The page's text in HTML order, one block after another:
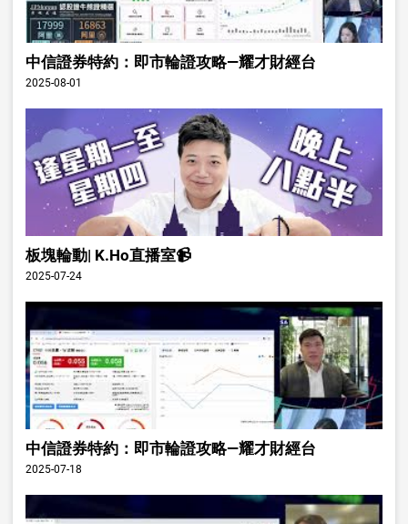
中信證券特約：即市輪證攻略—耀才財經台
2025-08-01
板塊輪動| K.Ho直播室📹
2025-07-24
中信證券特約：即市輪證攻略—耀才財經台
2025-07-18